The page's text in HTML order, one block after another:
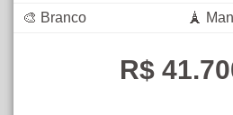
🎨 Branco
🗼
R$